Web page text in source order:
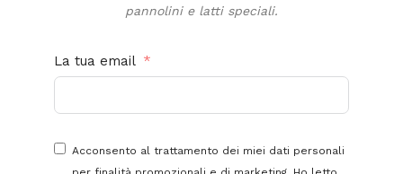
pannolini e latti speciali.
La tua email
Acconsento al trattamento dei miei dati personali